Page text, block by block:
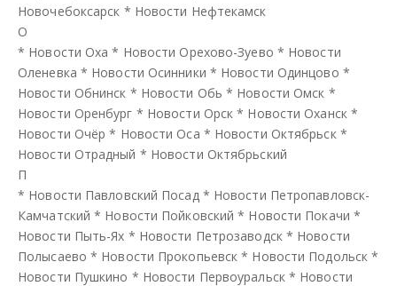
Новочебоксарск * Новости Нефтекамск
О
* Новости Оха * Новости Орехово-Зуево * Новости
Оленевка * Новости Осинники * Новости Одинцово *
Новости Обнинск * Новости Обь * Новости Омск *
Новости Оренбург * Новости Орск * Новости Оханск *
Новости Очёр * Новости Оса * Новости Октябрьск *
Новости Отрадный * Новости Октябрьский
П
* Новости Павловский Посад * Новости Петропавловск-
Камчатский * Новости Пойковский * Новости Покачи *
Новости Пыть-Ях * Новости Петрозаводск * Новости
Полысаево * Новости Прокопьевск * Новости Подольск *
Новости Пушкино * Новости Первоуральск * Новости